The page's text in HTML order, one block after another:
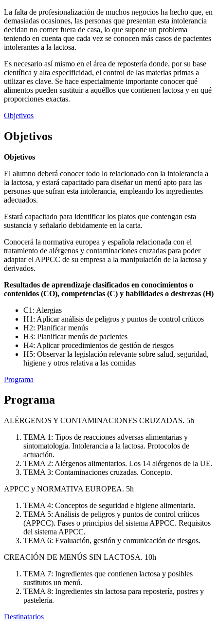
La falta de profesionalización de muchos negocios ha hecho que, en
demasiadas ocasiones, las personas que presentan esta intolerancia
decidan no comer fuera de casa, lo que supone un problema
teniendo en cuenta que cada vez se conocen más casos de pacientes
intolerantes a la lactosa.
Es necesario así mismo en el área de repostería donde, por su base
científica y alta especificidad, el control de las materias primas a
utilizar es clave. Se hace especialmente importante conocer qué
alimentos pueden sustituir a aquéllos que contienen lactosa y en qué
proporciones exactas.
Objetivos
Objetivos
Objetivos
El alumno deberá conocer todo lo relacionado con la intolerancia a
la lactosa, y estará capacitado para diseñar un menú apto para las
personas que sufran esta intolerancia, empleando los ingredientes
adecuados.
Estará capacitado para identificar los platos que contengan esta
sustancia y señalarlo debidamente en la carta.
Conocerá la normativa europea y española relacionada con el
tratamiento de alérgenos y contaminaciones cruzadas para poder
adaptar el APPCC de su empresa a la manipulación de la lactosa y
derivados.
Resultados de aprendizaje clasificados en conocimientos o
contenidos (CO), competencias (C) y habilidades o destrezas (H)
C1: Alergias
H1: Aplicar análisis de peligros y puntos de control críticos
H2: Planificar menús
H3: Planificar menús de pacientes
H4: Aplicar procedimientos de gestión de riesgos
H5: Observar la legislación relevante sobre salud, seguridad,
higiene y otros relativa a las comidas
Programa
Programa
ALÉRGENOS Y CONTAMINACIONES CRUZADAS. 5h
TEMA 1: Tipos de reacciones adversas alimentarias y
sintomatología. Intolerancia a la lactosa. Protocolos de
actuación.
TEMA 2: Alérgenos alimentarios. Los 14 alérgenos de la UE.
TEMA 3: Contaminaciones cruzadas. Concepto.
APPCC y NORMATIVA EUROPEA. 5h
TEMA 4: Conceptos de seguridad e higiene alimentaria.
TEMA 5: Análisis de peligros y puntos de control críticos
(APPCC). Fases o principios del sistema APPCC. Requisitos
del sistema APPCC.
TEMA 6: Evaluación, gestión y comunicación de riesgos.
CREACIÓN DE MENÚS SIN LACTOSA. 10h
TEMA 7: Ingredientes que contienen lactosa y posibles
sustitutos un menú.
TEMA 8: Ingredientes sin lactosa para repostería, postres y
pastelería.
Destinatarios